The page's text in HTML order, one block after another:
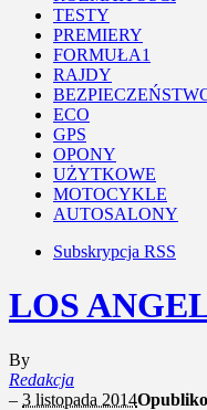
TESTY
PREMIERY
FORMUŁA1
RAJDY
ECO
GPS
OPONY
UŻYTKOWE
MOTOCYKLE
AUTOSALONY
Subskrypcja RSS
LOS
By
Redakcja
– 3 listopada 2014